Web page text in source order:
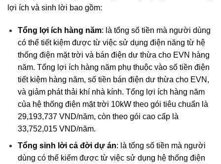
lợi ích và sinh lời bao gồm:
Tổng lợi ích hàng năm: là tổng số tiền mà người dùng
có thể tiết kiệm được từ việc sử dụng điện năng từ hệ
thống điện mặt trời và bán điện dư thừa cho EVN hàng
năm. Tổng lợi ích hàng năm phụ thuộc vào số tiền điện
tiết kiệm hàng năm, số tiền bán điện dư thừa cho EVN,
và giảm phát thải khí nhà kính. Tổng lợi ích hàng năm
của hệ thống điện mặt trời 10kW theo gói tiêu chuẩn là
29,193,737 VND/năm, còn theo gói cao cấp là
33,752,015 VND/năm.
Tổng sinh lời cả đời dự án: là tổng số tiền mà người
dùng có thể kiếm được từ việc sử dụng hệ thống điện